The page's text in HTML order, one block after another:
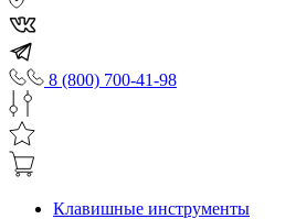
8 (800) 700-41-98
Клавишные инструменты